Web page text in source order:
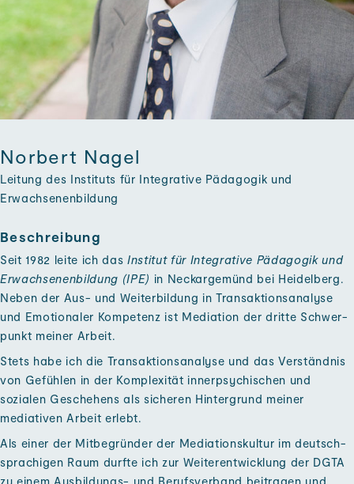
Norbert Nagel
Leitung des Instituts für Integrative Pädagogik und
Erwachsenen­bildung
Beschreibung
Seit 1982 leite ich das Institut für Integrative Pädagogik und
Erwachsenenbildung (IPE) in Neckar­gemünd bei Heidel­berg.
Neben der Aus- und Weiter­bildung in Transaktions­analyse
und Emotionaler Kompetenz ist Mediation der dritte Schwer­
punkt meiner Arbeit.
Stets habe ich die Transaktions­analyse und das Ver­ständnis
von Gefühlen in der Komplexität inner­psychischen und
sozialen Geschehens als sicheren Hinter­grund meiner
mediativen Arbeit er­lebt.
Als einer der Mit­begründer der Mediations­kultur im deutsch­
sprachigen Raum durfte ich zur Weiter­entwicklung der DGTA
zu einem Ausbildungs- und Berufs­verband bei­tragen und